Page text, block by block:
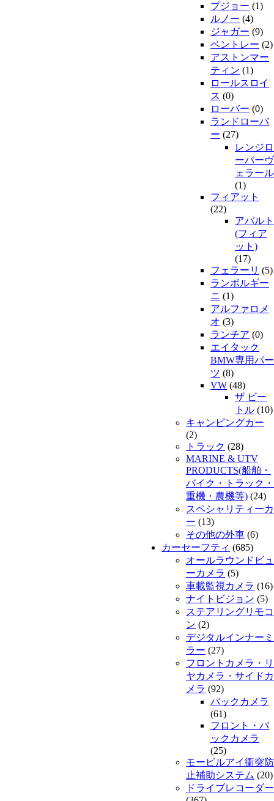
プジョー (1)
ルノー (4)
ジャガー (9)
ベントレー (2)
アストンマー
ティン (1)
ロールスロイ
ス (0)
ローバー (0)
ランドローバ
ー (27)
レンジロ
ーバーヴ
ェラール
(1)
フィアット
(22)
アバルト
(フィア
ット)
(17)
フェラーリ (5)
ランボルギー
ニ (1)
アルファロメ
オ (3)
ランチア (0)
エイタック
BMW専用パー
ツ (8)
VW (48)
ザ ビー
トル (10)
キャンピングカー
(2)
トラック (28)
MARINE & UTV
PRODUCTS(船舶・
バイク・トラック・
重機・農機等) (24)
スペシャリティーカ
ー (13)
その他の外車 (6)
カーセーフティ (685)
オールラウンドビュ
ーカメラ (5)
車載監視カメラ (16)
ナイトビジョン (5)
ステアリングリモコ
ン (2)
デジタルインナーミ
ラー (27)
フロントカメラ・リ
ヤカメラ・サイドカ
メラ (92)
バックカメラ
(61)
フロント・バ
ックカメラ
(25)
モービルアイ衝突防
止補助システム (20)
ドライブレコーダー